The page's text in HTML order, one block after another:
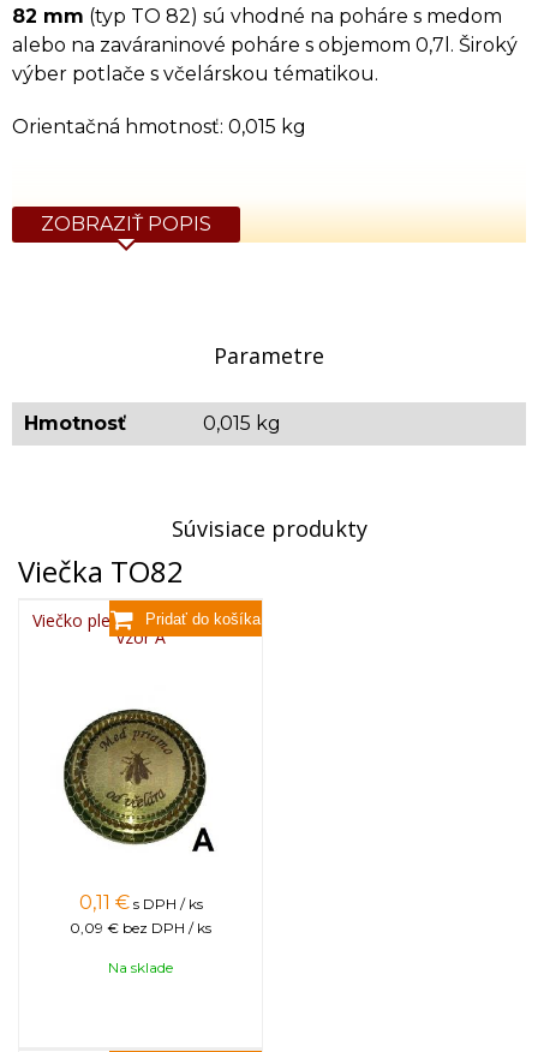
82 mm (typ TO 82) sú vhodné na poháre s medom
alebo na zaváraninové poháre s objemom 0,7l. Široký
výber potlače s včelárskou tématikou.
Orientačná hmotnosť: 0,015 kg
ZOBRAZIŤ POPIS
Parametre
Hmotnosť 0,015 kg
Súvisiace produkty
Viečka TO82
Viečko plechové TWIST 82 -
vzor A
0,11 € s DPH / ks
0,09 € bez DPH / ks
Na sklade